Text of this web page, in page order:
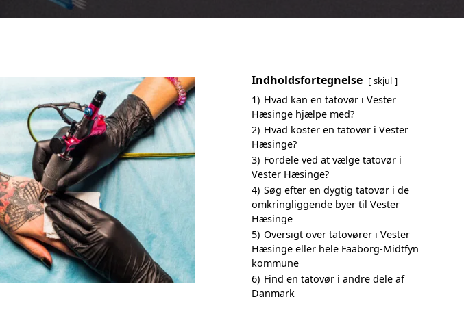
Indholdsfortegnelse skjul
1) Hvad kan en tatovør i Vester
Hæsinge hjælpe med?
2) Hvad koster en tatovør i Vester
Hæsinge?
3) Fordele ved at vælge tatovør i
Vester Hæsinge?
4) Søg efter en dygtig tatovør i de
omkringliggende byer til Vester
Hæsinge
5) Oversigt over tatovører i Vester
Hæsinge eller hele Faaborg-Midtfyn
kommune
6) Find en tatovør i andre dele af
Danmark